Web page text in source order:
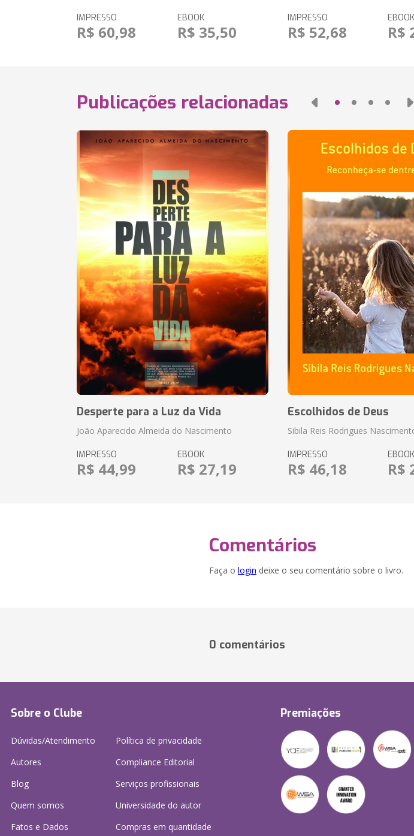
IMPRESSO
R$ 60,98
EBOOK
R$ 35,50
IMPRESSO
R$ 52,68
EBOOK
R$
Publicações relacionadas
Desperte para a Luz da Vida
João Aparecido Almeida do Nascimento
IMPRESSO
R$ 44,99
EBOOK
R$ 27,19
Escolhidos de Deus
Sibila Reis Rodrigues
IMPRESSO
R$ 46,18
EBOOK
R$
Comentários
Faça o login deixe o seu comentário sobre o livro.
0 comentários
Sobre o Clube
Dúvidas/Atendimento
Autores
Blog
Quem somos
Fatos e Dados
Política de privacidade
Compliance Editorial
Serviços profissionais
Universidade do autor
Compras em quantidade
Premiações